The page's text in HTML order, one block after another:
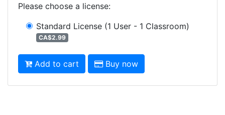
Please choose a license:
Standard License (1 User - 1 Classroom)
CA$2.99
Add to cart Buy now